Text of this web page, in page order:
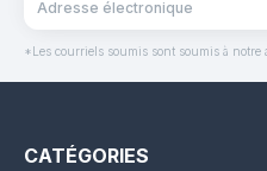
*Les courriels soumis sont soumis à notre
CATÉGORIES